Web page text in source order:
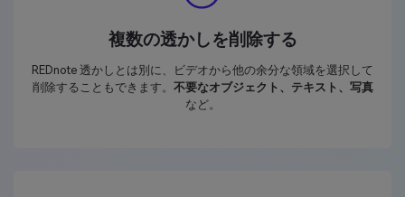
複数の透かしを削除する
REDnote 透かしとは別に、ビデオから他の余分な領域を選択して
削除することもできます。 不要なオブジェクト、テキスト、写真
など。